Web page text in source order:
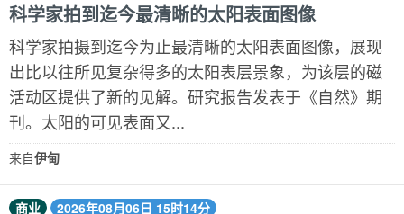
科学家拍到迄今最清晰的太阳表面图像
科学家拍摄到迄今为止​最清晰的太阳表面图像，展现
出比以往所见复杂得多的太阳表层景象，为该层的磁
活动区提供了新的见解。研究报告发表于《自然》期
刊。太阳的可见表面又...
来自伊甸
商业 2026年08月06日 15时14分